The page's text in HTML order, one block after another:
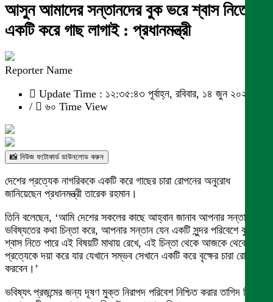
আসুন আমাদের সন্তানদের বুক ভরে শ্বাস নিতে
একটি করে গাছ লাগাই : প্রধানমন্ত্রী
Reporter Name
Update Time : ১২:৩৫:৪৩ পূর্বাহ্ন, রবিবার, ১৪ জুন ২০২৬
/
৬০ Time View
📸 নিউজ ফটোকার্ড ডাউনলোড করুন
দেশের প্রত্যেক নাগরিককে একটি করে গাছের চারা রোপনের অনুরোধ
জানিয়েছেন প্রধানমন্ত্রী তারেক রহমান।
তিনি বলেছেন, ‘আমি দেশের সকলের কাছে আহ্বান জানাব আপনার সন্তানের
ভবিষ্যতের কথা চিন্তা করে, আপনার সন্তান যেন একটি সুন্দর পরিবেশে বুক ভরে
শ্বাস নিতে পারে এই বিষয়টি মাথায় রেখে, এই চিন্তা থেকে আজকে থেকে
প্রত্যেকে দয়া করে যার যেখানে সম্ভব সেখানে একটি করে বৃক্ষের চারা রোপণ
করবেন।’
ভবিষ্যৎ প্রজন্মের জন্য দূষণ মুক্ত নিরাপদ পরিবেশ নিশ্চিত করার তাগিদ দিয়ে